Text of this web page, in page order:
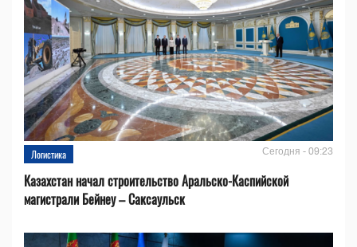
Логистика Сегодня - 09:23
Казахстан начал строительство Аральско-Каспийской
магистрали Бейнеу – Саксаульск